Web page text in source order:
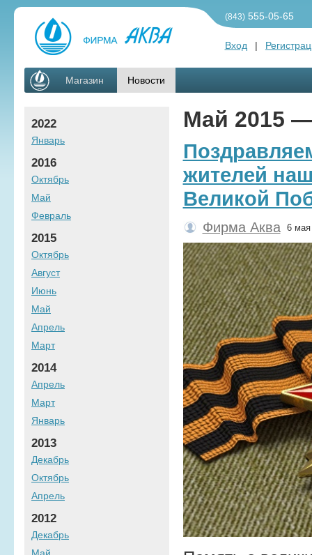
(843)555-05-65
Вход |
Магазин Новости
Май 2015
жителей
Великой
Фирма Аква 6 мая
2022
Январь
2016
Октябрь
Май
Февраль
2015
Октябрь
Август
Июнь
Май
Апрель
Март
2014
Апрель
Март
Январь
2013
Декабрь
Октябрь
Апрель
2012
Декабрь